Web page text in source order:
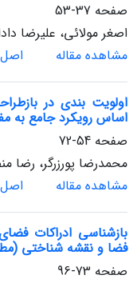
صفحه 37-53
اصغر مولائی، علیرضا
مشاهده مقاله
اصل
اولویت بندی در
اساس رویکرد جامع به
صفحه 54-72
محمدرضا پورزرگر، رضا
مشاهده مقاله
اصل
بازشناسی ادراکات
فضا و نقشه شناختی
صفحه 73-96